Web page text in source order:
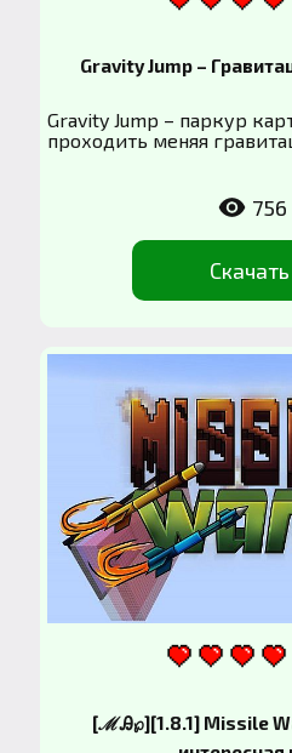
Gravity Jump –
Gravity Jump – паркур
проходить меняя
Скачать
756
[ℳᎯ℘][1.8.1] Missile